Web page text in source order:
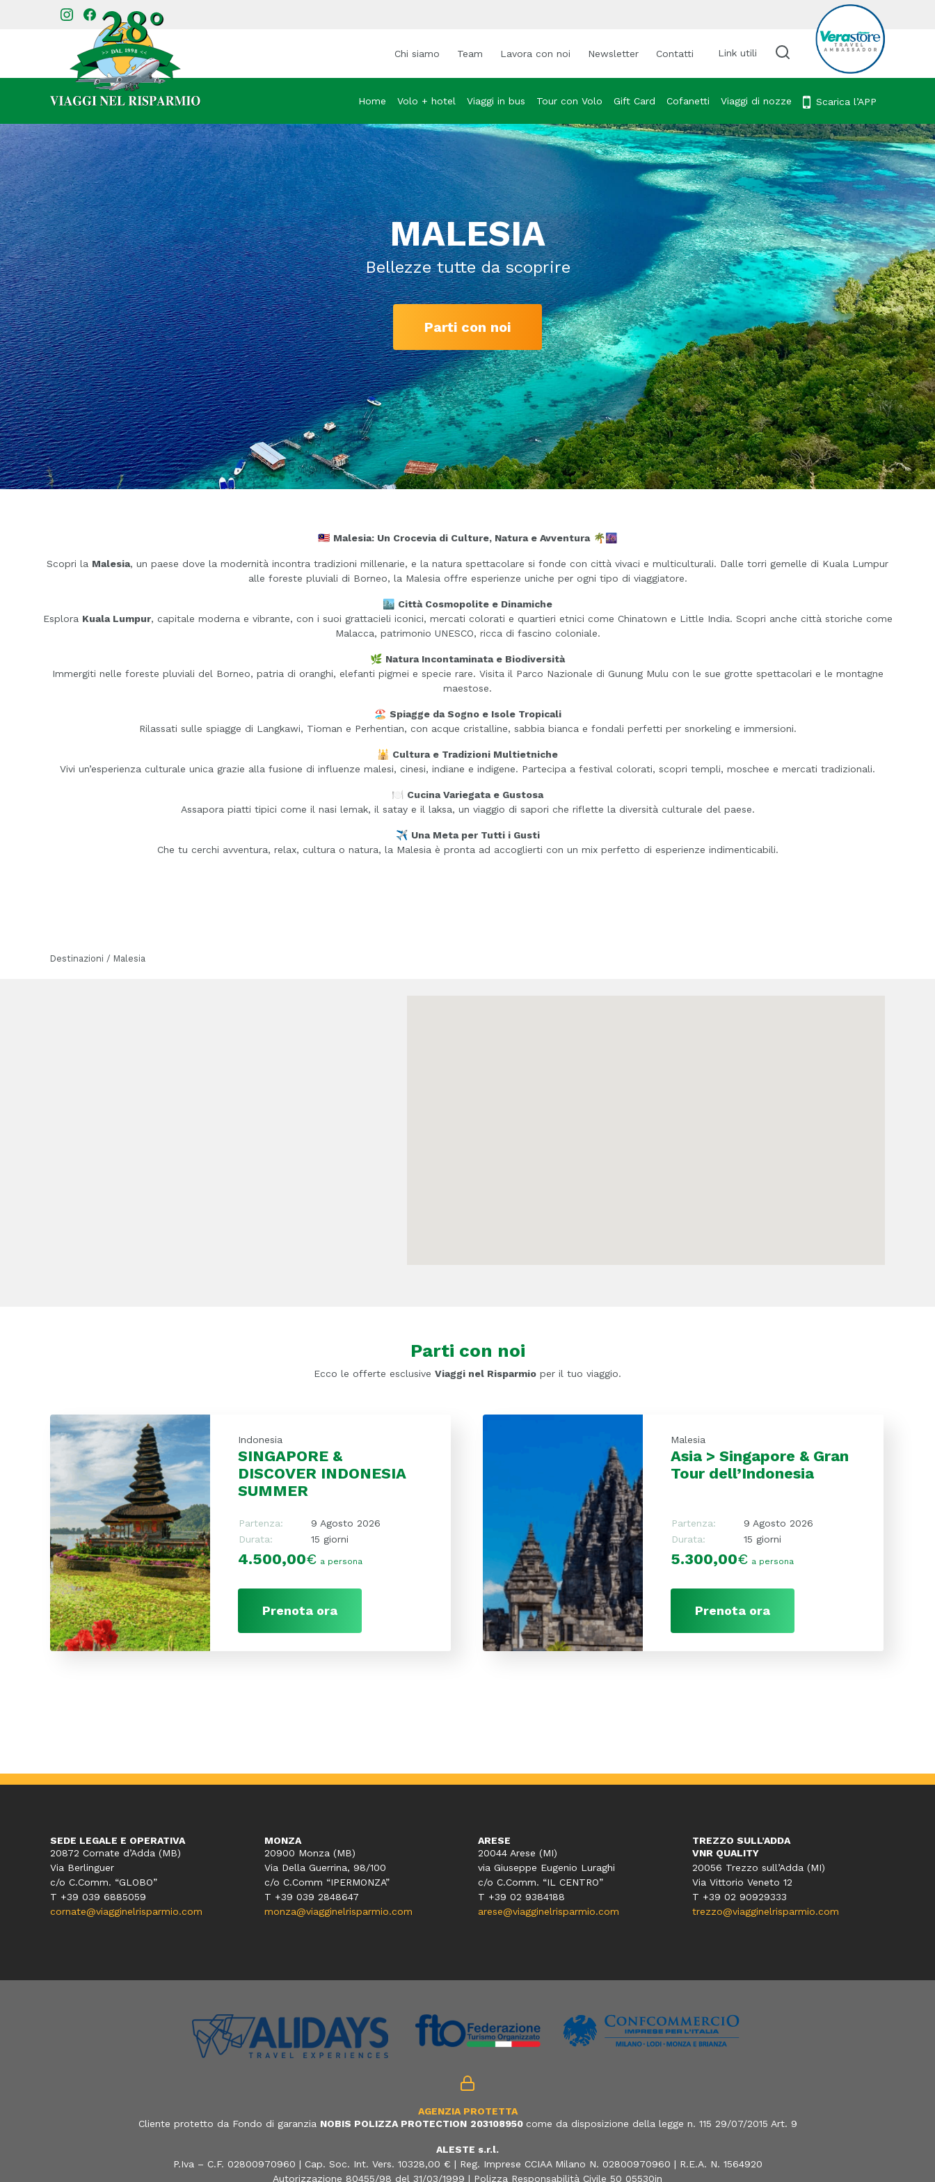
Chi siamo Team Lavora con noi Newsletter Contatti Link utili Cerca viaggio
Home Volo + hotel Viaggi in bus Tour con Volo Gift Card Cofanetti Viaggi di nozze Scarica l’APP
MALESIA
Bellezze tutte da scoprire
Parti con noi
🇲🇾 Malesia: Un Crocevia di Culture, Natura e Avventura🌴🌆
Scopri la Malesia, un paese dove la modernità incontra tradizioni millenarie, e la natura spettacolare si fonde con città vivaci e multiculturali. Dalle torri gemelle di Kuala Lumpur
alle foreste pluviali di Borneo, la Malesia offre esperienze uniche per ogni tipo di viaggiatore.
🏙️ Città Cosmopolite e Dinamiche
Esplora Kuala Lumpur, capitale moderna e vibrante, con i suoi grattacieli iconici, mercati colorati e quartieri etnici come Chinatown e Little India. Scopri anche città storiche come
Malacca, patrimonio UNESCO, ricca di fascino coloniale.
🌿 Natura Incontaminata e Biodiversità
Immergiti nelle foreste pluviali del Borneo, patria di oranghi, elefanti pigmei e specie rare. Visita il Parco Nazionale di Gunung Mulu con le sue grotte spettacolari e le montagne
maestose.
🏖️ Spiagge da Sogno e Isole Tropicali
Rilassati sulle spiagge di Langkawi, Tioman e Perhentian, con acque cristalline, sabbia bianca e fondali perfetti per snorkeling e immersioni.
🕌 Cultura e Tradizioni Multietniche
Vivi un’esperienza culturale unica grazie alla fusione di influenze malesi, cinesi, indiane e indigene. Partecipa a festival colorati, scopri templi, moschee e mercati tradizionali.
🍽️ Cucina Variegata e Gustosa
Assapora piatti tipici come il nasi lemak, il satay e il laksa, un viaggio di sapori che riflette la diversità culturale del paese.
✈️ Una Meta per Tutti i Gusti
Che tu cerchi avventura, relax, cultura o natura, la Malesia è pronta ad accoglierti con un mix perfetto di esperienze indimenticabili.
Destinazioni / Malesia
Parti con noi
Ecco le offerte esclusive Viaggi nel Risparmio per il tuo viaggio.
Indonesia
SINGAPORE &
DISCOVER INDONESIA
SUMMER
Partenza:
9 Agosto 2026
Durata:
15 giorni
4.500,00€ a persona
Prenota ora
Malesia
Asia > Singapore & Gran
Tour dell’Indonesia
Partenza:
9 Agosto 2026
Durata:
15 giorni
5.300,00€ a persona
Prenota ora
SEDE LEGALE E OPERATIVA
20872 Cornate d’Adda (MB)
Via Berlinguer
c/o C.Comm. “GLOBO”
T +39 039 6885059
cornate@viagginelrisparmio.com
MONZA
20900 Monza (MB)
Via Della Guerrina, 98/100
c/o C.Comm “IPERMONZA”
T +39 039 2848647
monza@viagginelrisparmio.com
ARESE
20044 Arese (MI)
via Giuseppe Eugenio Luraghi
c/o C.Comm. “IL CENTRO”
T +39 02 9384188
arese@viagginelrisparmio.com
TREZZO SULL’ADDA
VNR QUALITY
20056 Trezzo sull’Adda (MI)
Via Vittorio Veneto 12
T +39 02 90929333
trezzo@viagginelrisparmio.com
AGENZIA PROTETTA
Cliente protetto da Fondo di garanzia NOBIS POLIZZA PROTECTION 203108950 come da disposizione della legge n. 115 29/07/2015 Art. 9
ALESTE s.r.l.
P.Iva – C.F. 02800970960 | Cap. Soc. Int. Vers. 10328,00 € | Reg. Imprese CCIAA Milano N. 02800970960 | R.E.A. N. 1564920
Autorizzazione 80455/98 del 31/03/1999 | Polizza Responsabilità Civile 50 05530jn